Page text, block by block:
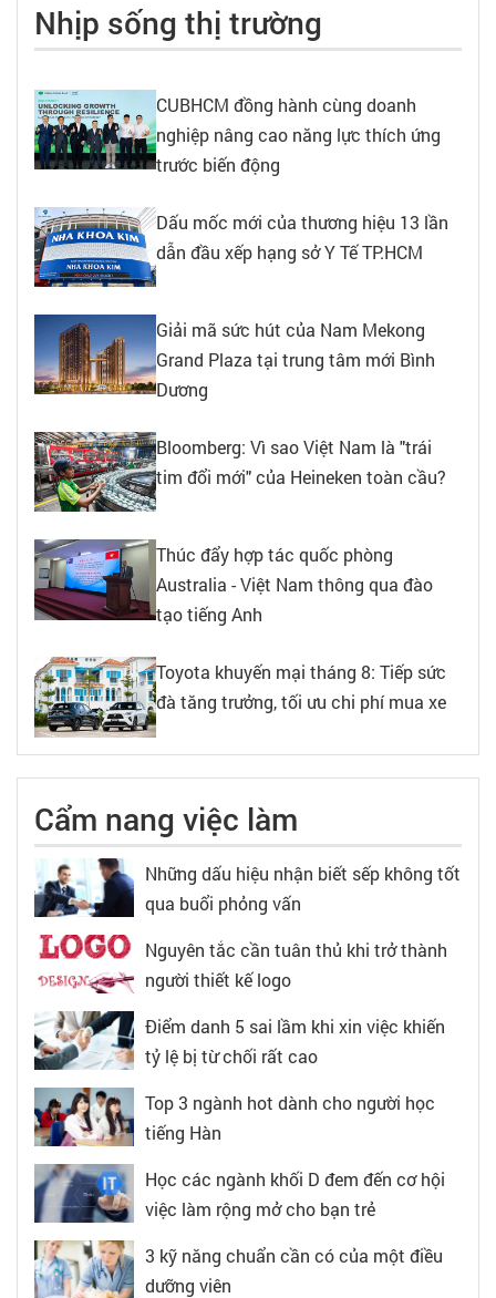
Nhịp sống thị trường
CUBHCM đồng hành cùng doanh
nghiệp nâng cao năng lực thích ứng
trước biến động
Dấu mốc mới của thương hiệu 13 lần
dẫn đầu xếp hạng sở Y Tế TP.HCM
Giải mã sức hút của Nam Mekong
Grand Plaza tại trung tâm mới Bình
Dương
Bloomberg: Vì sao Việt Nam là "trái
tim đổi mới" của Heineken toàn cầu?
Thúc đẩy hợp tác quốc phòng
Australia - Việt Nam thông qua đào
tạo tiếng Anh
Toyota khuyến mại tháng 8: Tiếp sức
đà tăng trưởng, tối ưu chi phí mua xe
Cẩm nang việc làm
Những dấu hiệu nhận biết sếp không tốt
qua buổi phỏng vấn
Nguyên tắc cần tuân thủ khi trở thành
người thiết kế logo
Điểm danh 5 sai lầm khi xin việc khiến
tỷ lệ bị từ chối rất cao
Top 3 ngành hot dành cho người học
tiếng Hàn
Học các ngành khối D đem đến cơ hội
việc làm rộng mở cho bạn trẻ
3 kỹ năng chuẩn cần có của một điều
dưỡng viên